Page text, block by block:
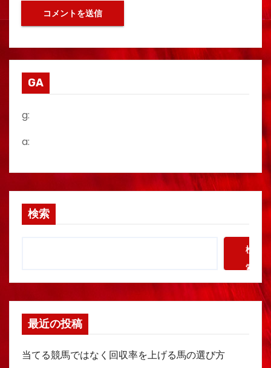
GA
g:
a:
検索
検
索
最近の投稿
当てる競馬ではなく回収率を上げる馬の選び方